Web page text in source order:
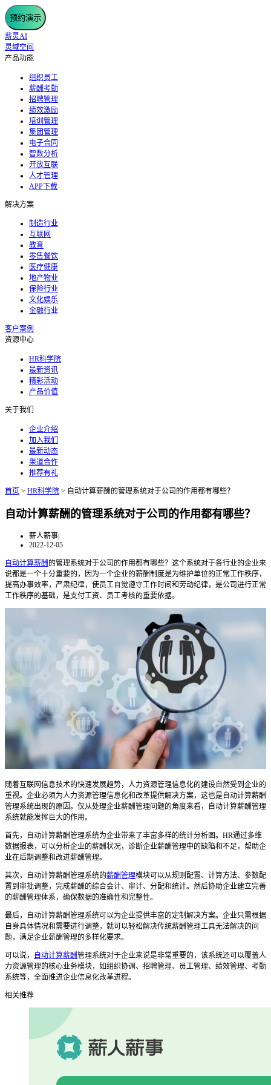
预约演示
薪灵AI
灵域空间
产品功能
组织员工
薪酬考勤
招聘管理
绩效激励
培训管理
集团管理
电子合同
智数分析
开放互联
人才管理
APP下载
解决方案
制造行业
互联网
教育
零售餐饮
医疗健康
地产物业
保险行业
文化娱乐
金融行业
客户案例
资源中心
HR科学院
最新资讯
精彩活动
产品价值
关于我们
企业介绍
加入我们
最新动态
渠道合作
推荐有礼
首页 > HR科学院 > 自动计算薪酬的管理系统对于公司的作用都有哪些？
自动计算薪酬的管理系统对于公司的作用都有哪些？
薪人薪事|
2022-12-05
自动计算薪酬的管理系统对于公司的作用都有哪些？这个系统对于各行业的企业来
说都是一个十分重要的，因为一个企业的薪酬制度是为维护单位的正常工作秩序，
提高办事效率，严肃纪律，使员工自觉遵守工作时间和劳动纪律，是公司进行正常
工作秩序的基础，是支付工资、员工考核的重要依据。
随着互联网信息技术的快速发展趋势，人力资源管理信息化的建设自然受到企业的
重视。企业必须为人力资源管理信息化和改革提供解决方案，这也是自动计算薪酬
管理系统出现的原因。仅从处理企业薪酬管理问题的角度来看，
自动计算薪酬管理
系统就能发挥巨大的作用。
首先， 自动计算薪酬管理系统为企业带来了丰富多样的统计分析图。 HR通过多维
数据报表，可以分析企业的薪酬状况，诊断企业薪酬管理中的缺陷和不足，帮助企
业在后期调整和改进薪酬管理。
其次， 自动计算薪酬管理系统的薪酬管理模块可以从规则配置、计算方法、参数配
置到审批调整，完成薪酬的综合会计、审计、分配和统计。然后协助企业建立完善
的薪酬管理体系，确保数据的准确性和完整性。
最后， 自动计算薪酬管理系统可以为企业提供丰富的定制解决方案。企业只需根据
自身具体情况和需要进行调整，就可以轻松解决传统薪酬管理工具无法解决的问
题，满足企业薪酬管理的多样化要求。
可以说， 自动计算薪酬管理系统对于企业来说是非常重要的，该系统还可以覆盖人
力资源管理的核心业务模块，如组织协调、招聘管理、员工管理、绩效管理、考勤
系统等，全面推进企业信息化改革进程。
相关推荐